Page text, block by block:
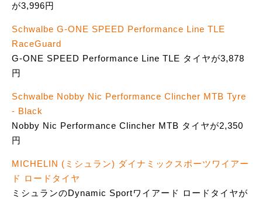
が3,996円
Schwalbe G-ONE SPEED Performance Line TLE
RaceGuard
G-ONE SPEED Performance Line TLE タイヤが3,878
円
Schwalbe Nobby Nic Performance Clincher MTB Tyre
- Black
Nobby Nic Performance Clincher MTB タイヤが2,350
円
MICHELIN (ミシュラン) ダイナミックスポーツワイアー
ド ロードタイヤ
ミシュランのDynamic Sportワイアード ロードタイヤが